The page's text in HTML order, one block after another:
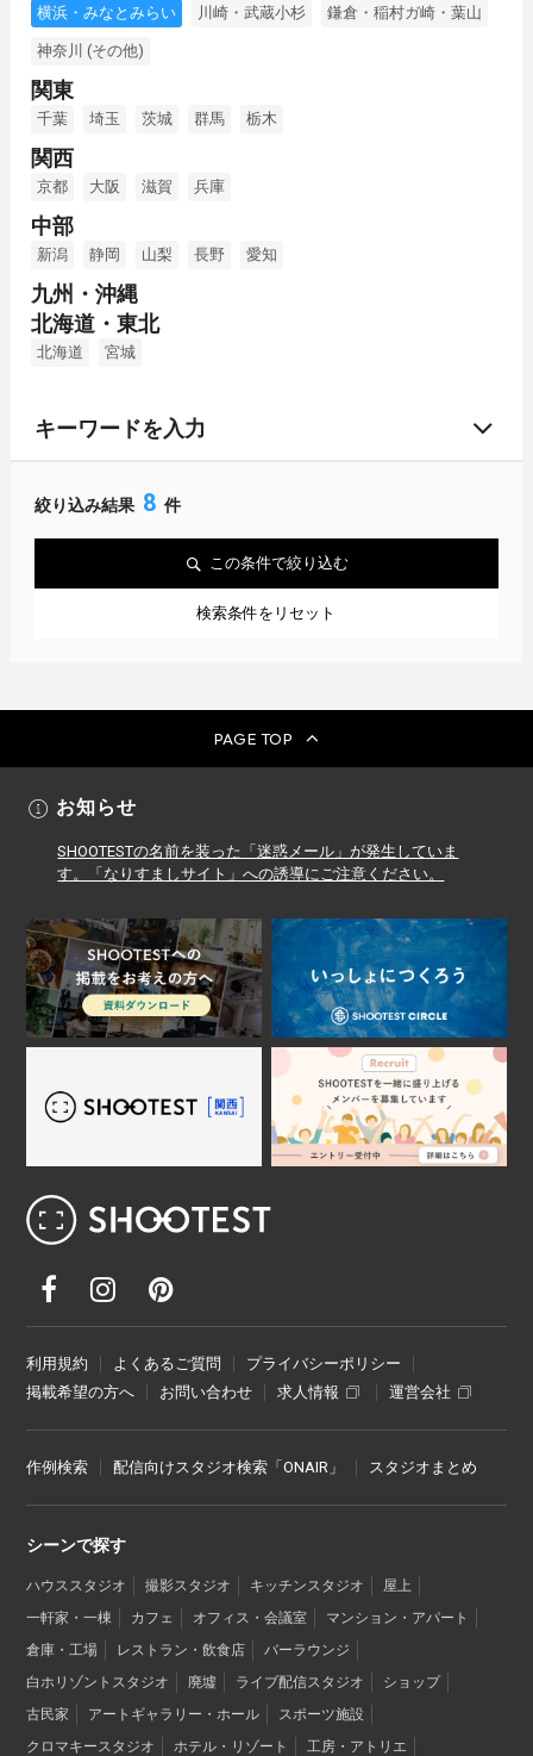
横浜・みなとみらい 川崎・武蔵小杉 鎌倉・稲村ガ崎・葉山
神奈川 (その他)
関東
千葉 埼玉 茨城 群馬 栃木
関西
京都 大阪 滋賀 兵庫
中部
新潟 静岡 山梨 長野 愛知
九州・沖縄
北海道・東北
北海道 宮城
キーワードを入力
絞り込み結果 8 件
この条件で絞り込む
検索条件をリセット
PAGE TOP
お知らせ
SHOOTESTの名前を装った「迷惑メール」が発生していま
す。「なりすましサイト」への誘導にご注意ください。
利用規約 よくあるご質問
プライバシーポリシー
掲載希望の方へ
お問い合わせ 求人情報 運営会社
作例検索 配信向けスタジオ検索「ONAIR」 スタジオまとめ
シーンで探す
ハウススタジオ 撮影スタジオ キッチンスタジオ
屋上
一軒家・一棟
カフェ オフィス・会議室
マンション・アパート
倉庫・工場
レストラン・飲食店
バーラウンジ
白ホリゾントスタジオ
廃墟 ライブ配信スタジオ
ショップ
古民家
アートギャラリー・ホール
スポーツ施設
クロマキースタジオ
ホテル・リゾート
工房・アトリエ